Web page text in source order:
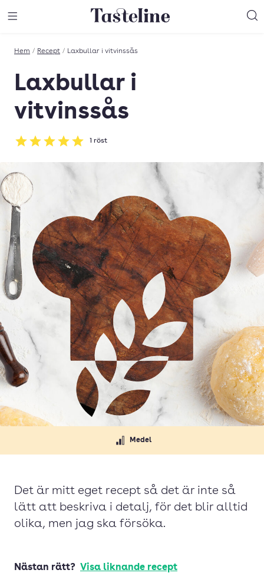
Till Tastelines startsida
Hem / Recept / Laxbullar i vitvinssås
Laxbullar i
vitvinssås
Betyg: 5 av 5
1 röst
Medel
Det är mitt eget recept så det är inte så
lätt att beskriva i detalj, för det blir alltid
olika, men jag ska försöka.
Nästan rätt? Visa liknande recept